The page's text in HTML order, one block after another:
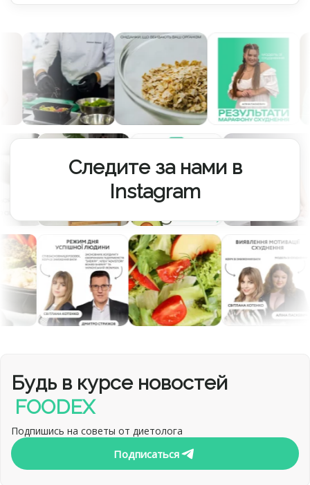
Следите за нами в
Instagram
Будь в курсе новостей
FOODEX
Подпишись на советы от диетолога
Подписаться